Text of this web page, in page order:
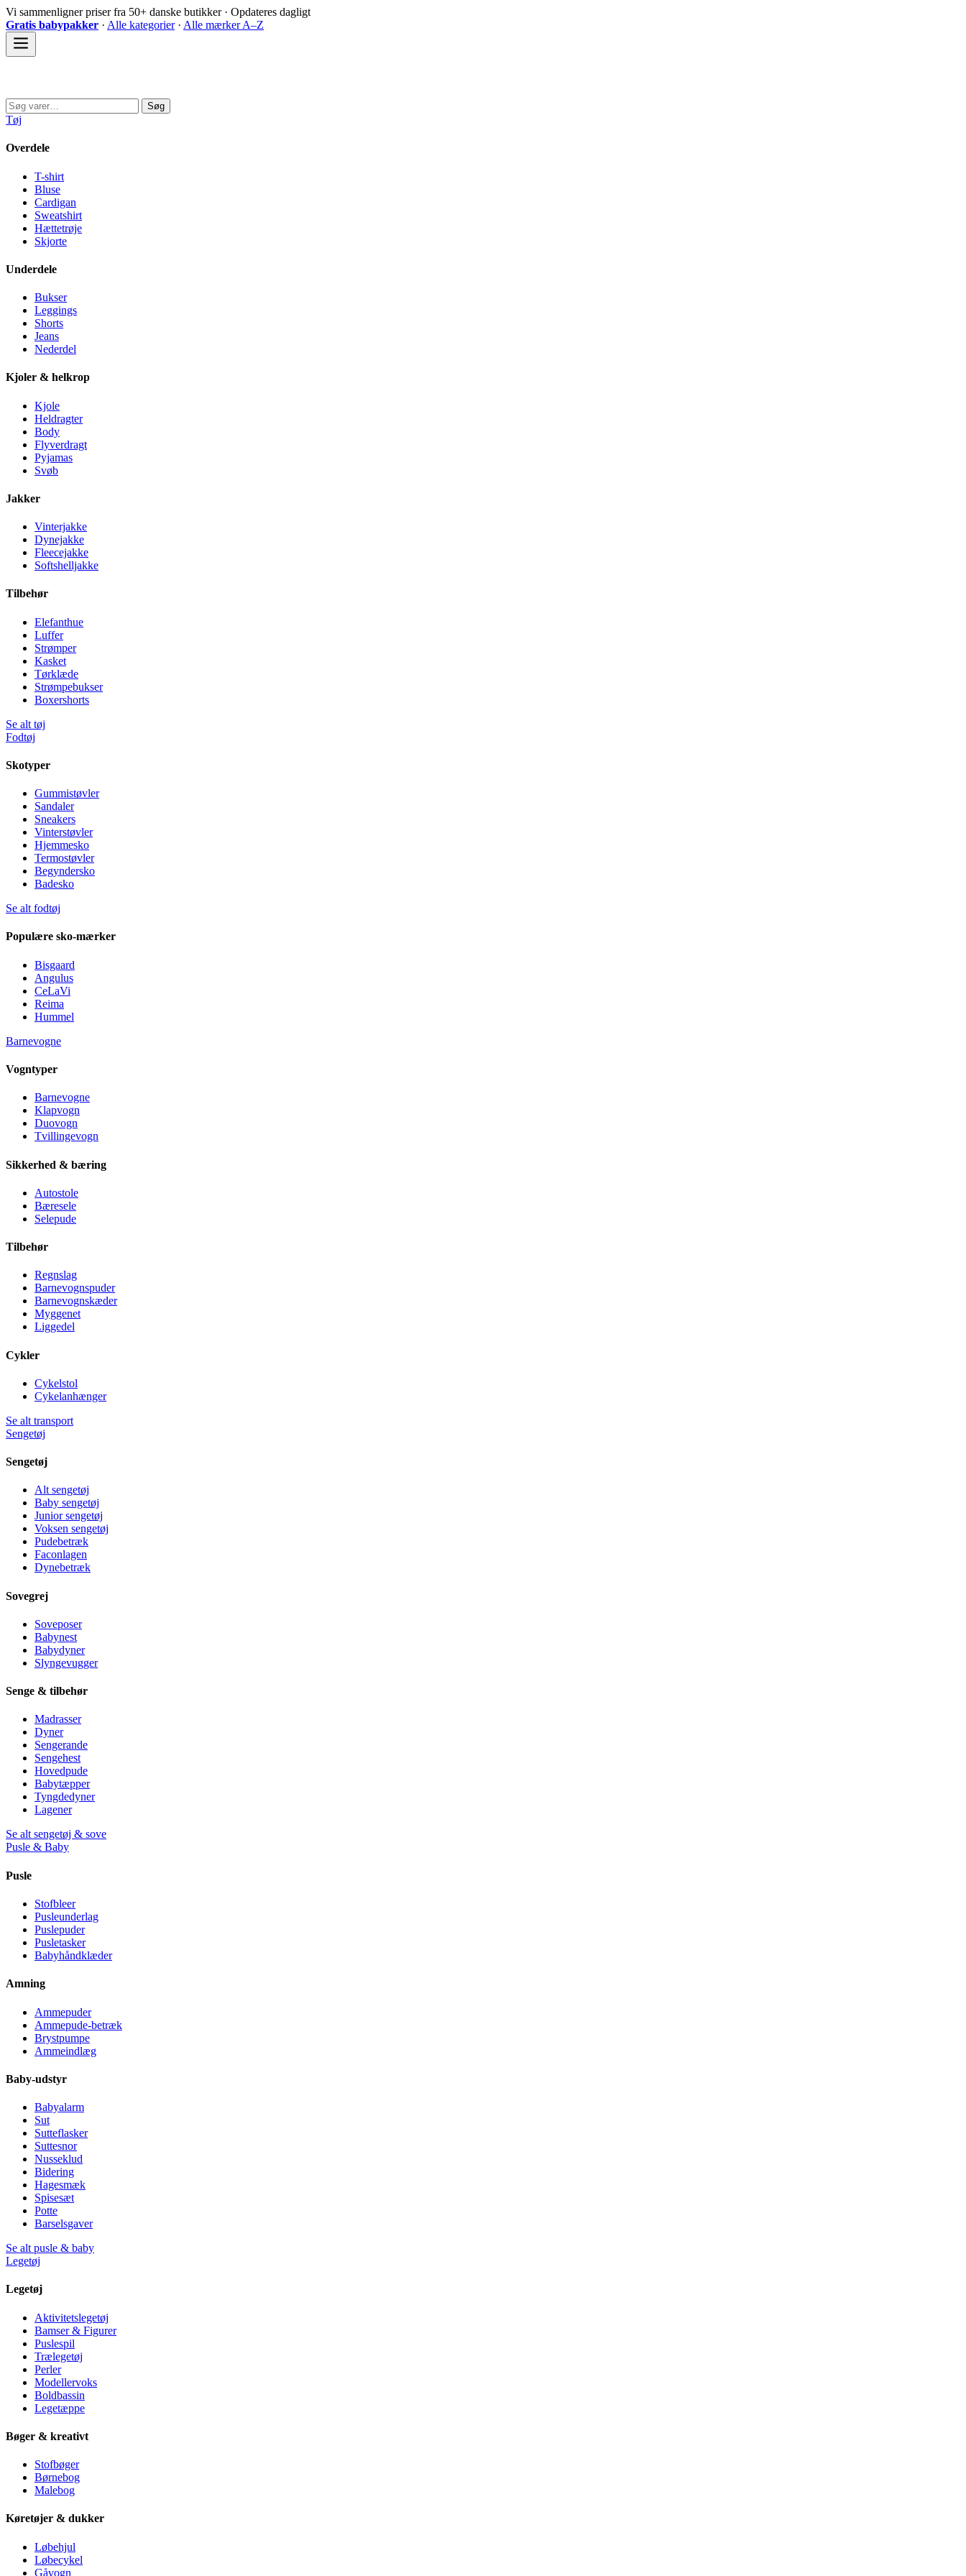
Spring
til
indhold
Vi sammenligner priser fra 50+ danske butikker · Opdateres dagligt
Gratis babypakker · Alle kategorier· Alle mærker A–Z
Søg
efter:
Søg
Tøj
Overdele
T-shirt
Bluse
Cardigan
Sweatshirt
Hættetrøje
Skjorte
Underdele
Bukser
Leggings
Shorts
Jeans
Nederdel
Kjoler & helkrop
Kjole
Heldragter
Body
Flyverdragt
Pyjamas
Svøb
Jakker
Vinterjakke
Dynejakke
Fleecejakke
Softshelljakke
Tilbehør
Elefanthue
Luffer
Strømper
Kasket
Tørklæde
Strømpebukser
Boxershorts
Se alt tøj
Fodtøj
Skotyper
Gummistøvler
Sandaler
Sneakers
Vinterstøvler
Hjemmesko
Termostøvler
Begyndersko
Badesko
Se alt fodtøj
Populære sko-mærker
Bisgaard
Angulus
CeLaVi
Reima
Hummel
Barnevogne
Vogntyper
Barnevogne
Klapvogn
Duovogn
Tvillingevogn
Sikkerhed & bæring
Autostole
Bæresele
Selepude
Tilbehør
Regnslag
Barnevognspuder
Barnevognskæder
Myggenet
Liggedel
Cykler
Cykelstol
Cykelanhænger
Se alt transport
Sengetøj
Sengetøj
Alt sengetøj
Baby sengetøj
Junior sengetøj
Voksen sengetøj
Pudebetræk
Faconlagen
Dynebetræk
Sovegrej
Soveposer
Babynest
Babydyner
Slyngevugger
Senge & tilbehør
Madrasser
Dyner
Sengerande
Sengehest
Hovedpude
Babytæpper
Tyngdedyner
Lagener
Se alt sengetøj & sove
Pusle & Baby
Pusle
Stofbleer
Pusleunderlag
Puslepuder
Pusletasker
Babyhåndklæder
Amning
Ammepuder
Ammepude-betræk
Brystpumpe
Ammeindlæg
Baby-udstyr
Babyalarm
Sut
Sutteflasker
Suttesnor
Nusseklud
Bidering
Hagesmæk
Spisesæt
Potte
Barselsgaver
Se alt pusle & baby
Legetøj
Legetøj
Aktivitetslegetøj
Bamser & Figurer
Puslespil
Trælegetøj
Perler
Modellervoks
Boldbassin
Legetæppe
Bøger & kreativt
Stofbøger
Børnebog
Malebog
Køretøjer & dukker
Løbehjul
Løbecykel
Gåvogn